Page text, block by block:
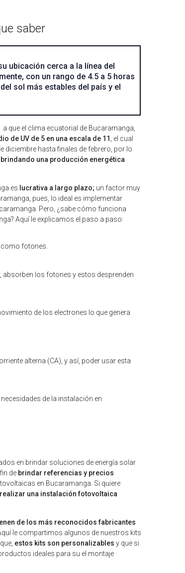
saber
ubicación cerca a la línea del
con un rango de 4.5 a 5 horas
sol más estables del país y el
que el clima ecuatorial de Bucaramanga,
de UV de 5 en una escala de 11
, el cual
diciembre hasta finales de febrero, por lo
brindando una producción energética
es lucrativa a largo plazo; un factor muy
pues, lo ideal es implementar
Pero, ¿sabe cómo funciona
Aquí le explicamos el paso a paso:
fotones.
absorben los fotones y estos desprenden
de los electrones lo que genera
alterna (CA), y así, poder usar esta
de la instalación en
en brindar soluciones de energía solar
de brindar referencias y precios
en Bucaramanga. Si quiere
realizar una instalación fotovoltaica
de los más reconocidos fabricantes
le compartimos algunos de nuestros kits
estos kits son personalizables y que si
ideales para su el montaje